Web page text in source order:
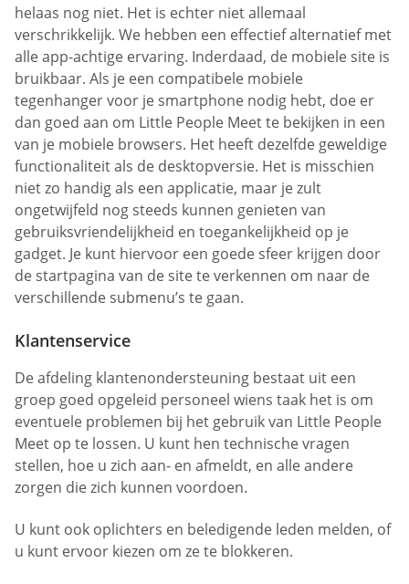
helaas nog niet. Het is echter niet allemaal
verschrikkelijk. We hebben een effectief alternatief met
alle app-achtige ervaring. Inderdaad, de mobiele site is
bruikbaar. Als je een compatibele mobiele
tegenhanger voor je smartphone nodig hebt, doe er
dan goed aan om Little People Meet te bekijken in een
van je mobiele browsers. Het heeft dezelfde geweldige
functionaliteit als de desktopversie. Het is misschien
niet zo handig als een applicatie, maar je zult
ongetwijfeld nog steeds kunnen genieten van
gebruiksvriendelijkheid en toegankelijkheid op je
gadget. Je kunt hiervoor een goede sfeer krijgen door
de startpagina van de site te verkennen om naar de
verschillende submenu’s te gaan.
Klantenservice
De afdeling klantenondersteuning bestaat uit een
groep goed opgeleid personeel wiens taak het is om
eventuele problemen bij het gebruik van Little People
Meet op te lossen. U kunt hen technische vragen
stellen, hoe u zich aan- en afmeldt, en alle andere
zorgen die zich kunnen voordoen.
U kunt ook oplichters en beledigende leden melden, of
u kunt ervoor kiezen om ze te blokkeren.